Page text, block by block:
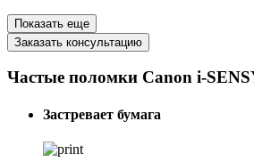
Показать еще
Заказать консультацию
Частые поломки Canon i-
Застревает бумага